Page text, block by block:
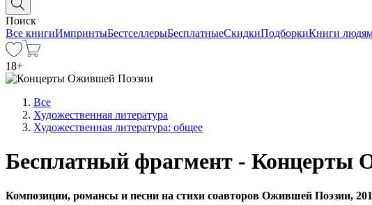
Поиск
Все книгиИмпринтыБестселлерыБесплатныеСкидкиПодборкиКниги
18+
Все
Художественная литература
Художественная литература: общее
Бесплатный фрагмент - Концерты
Композиции, романсы и песни на стихи соавторов Ожившей Поэзии,